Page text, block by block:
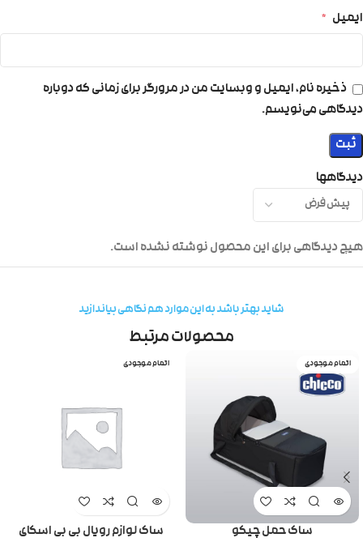
دیدگاهها
هیچ دیدگاهی برای این محصول نوشته نشده است.
ایمیل *
ذخیره نام، ایمیل و وبسایت من در مرورگر برای زمانی که دوباره
دیدگاهی می‌نویسم.
شاید بهتر باشد به این موارد هم نگاهی بیاندازید
محصولات مرتبط
اتمام موجودی
ساک حمل چیکو
اتمام موجودی
ساک لوازم رویال بی بی اسکای